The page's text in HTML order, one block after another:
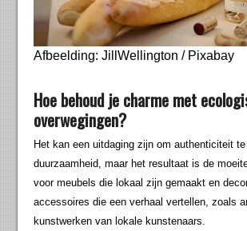
Afbeelding: JillWellington / Pixabay
Hoe behoud je charme met
overwegingen?
Het kan een uitdaging zijn om authenticiteit
duurzaamheid, maar het resultaat is de
voor meubels die lokaal zijn gemaakt en
accessoires die een verhaal vertellen, zoals
kunstwerken van lokale kunstenaars.